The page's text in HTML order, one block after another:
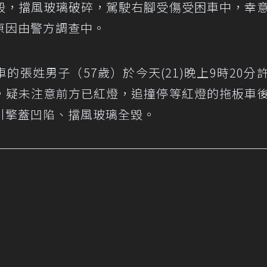
擋風玻璃破碎，駕駛右腳受傷受困車中，幸
由警方調查中。
的張姓男子（57歲）於今天(21)晚上9時20分
未注意前方已紅燈，追撞停等紅燈的拖板車
蓋凹陷、擋風玻璃全毀。